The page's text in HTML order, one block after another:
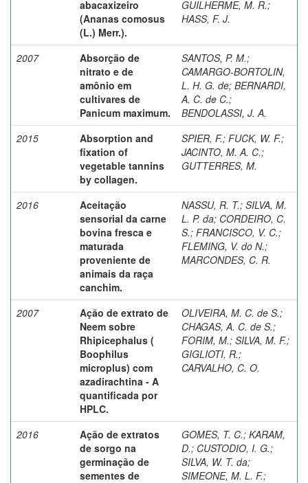
abacaxizeiro
(Ananas comosus
(L.) Merr.).
GUILHERME, M. R.;
HASS, F. J.
2007
Absorção de
nitrato e de
amônio em
cultivares de
Panicum maximum.
SANTOS, P. M.;
CAMARGO-BORTOLIN,
L. H. G. de; BERNARDI,
A. C. de C.;
BENDOLASSI, J. A.
2015
Absorption and
fixation of
vegetable tannins
by collagen.
SPIER, F.; FUCK, W. F.;
JACINTO, M. A. C.;
GUTTERRES, M.
2016
Aceitação
sensorial da carne
bovina fresca e
maturada
proveniente de
animais da raça
canchim.
NASSU, R. T.; SILVA, M.
L. P. da; CORDEIRO, C.
S.; FRANCISCO, V. C.;
FLEMING, V. do N.;
MARCONDES, C. R.
2007
Ação de extrato de
Neem sobre
Rhipicephalus (
Boophilus
microplus) com
azadirachtina - A
quantificada por
HPLC.
OLIVEIRA, M. C. de S.;
CHAGAS, A. C. de S.;
FORIM, M.; SILVA, M. F.;
GIGLIOTI, R.;
CARVALHO, C. O.
2016
Ação de extratos
de sorgo na
germinação de
sementes de
GOMES, T. C.; KARAM,
D.; CUSTODIO, I. G.;
SILVA, W. T. da;
SIMEONE, M. L. F.;